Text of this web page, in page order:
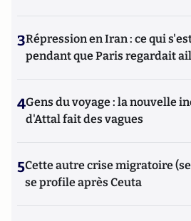
3Répression en Iran : ce qui
pendant que Paris regardait
4Gens du voyage : la nouvelle
d'Attal fait des vagues
5Cette autre crise migratoire
se profile après Ceuta